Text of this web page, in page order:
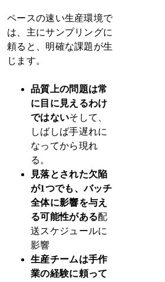
ペースの速い生産環境で
は、主にサンプリングに
頼ると、明確な課題が生
じます。
品質上の問題は常
に目に見えるわけ
ではないそして、
しばしば手遅れに
なってから現れ
る。
見落とされた欠陥
が1つでも、バッチ
全体に影響を与え
る可能性がある配
送スケジュールに
影響
生産チームは手作
業の経験に頼って